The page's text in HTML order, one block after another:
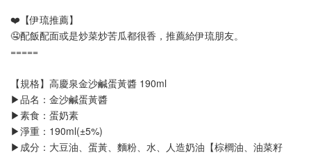
❤️【伊琉推薦】
🤤配飯配面或是炒菜炒苦瓜都很香，推薦給伊琉朋友。
=====
【規格】高慶泉金沙鹹蛋黃醬 190ml
▶品名：金沙鹹蛋黃醬
▶素食：蛋奶素
▶淨重：190ml(±5%)
▶成分：大豆油、蛋黃、麵粉、水、人造奶油【棕櫚油、油菜籽